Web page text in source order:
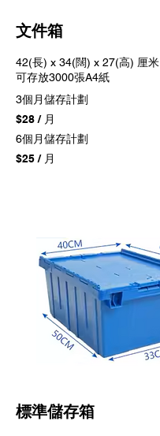
​文件箱
42(長) x 34(闊) x 27(高) 厘米
可存放3000張A4紙
3個月儲存計劃
$28 / 月
6個月儲存計劃
$25 / 月
標準儲存箱